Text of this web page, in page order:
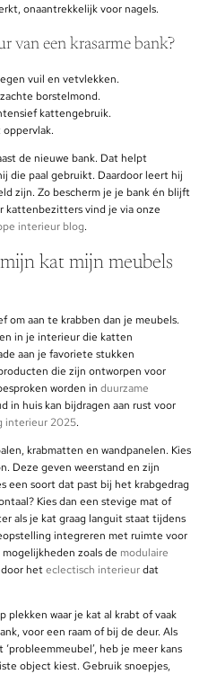
onaantrekkelijk voor nagels.
van een krasarme bank?
vuil en vetvlekken.
borstelmond.
kattengebruik.
de nieuwe bank. Dat helpt
die paal gebruikt. Daardoor leert hij
zijn. Zo bescherm je je bank én blijft
kattenbezitters vind je via onze
interieur blog.
kat mijn meubels
aan te krabben dan je meubels.
in je interieur die katten
aan je favoriete stukken
die zijn ontworpen voor
worden in duurzame
in huis kan bijdragen aan rust voor
interieur 2025.
krabmatten en wandpanelen. Kies
Deze geven weerstand en zijn
een soort dat past bij het krabgedrag
Kies dan een stevige mat of
als je kat graag languit staat tijdens
integreren met ruimte voor
zoals de modulaire
heteclectisch interieurdat
plekken waar je kat al krabt of vaak
voor een raam of bij de deur. Als
heb je meer kans
object kiest. Gebruik snoepjes,